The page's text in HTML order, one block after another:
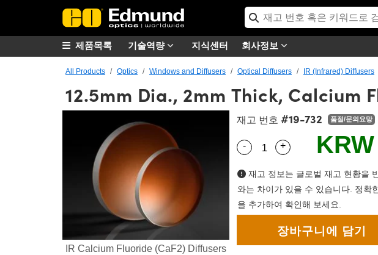
기술역량 지식센터 회사정보
제품목록
All Products Optics Windows and Diffusers Optical Diffusers IR (Infrared) Diffusers
12.5mm Dia., 2mm Thick, Calcium
IR Calcium Fluoride (CaF2) Diffusers
재고 번호 #19-732 품절/문의요망
Quantity Selector
- Use the plus and minus
+
재고 정보는 글로벌 재고 현황을
와는 차이가 있을 수 있습니다. 정확
을 추가하여 확인해 보세요.